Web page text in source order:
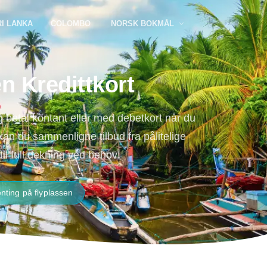
LANKA COLOMBO NORSK BOKMÅL
Kredittkort
kontant eller med debetkort når du
du sammenligne tilbud fra pålitelige
full dekning ved behov.
på flyplassen